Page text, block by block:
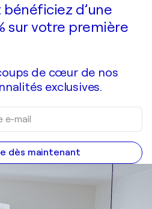
commande
d’une
sur votre première
de cœur de nos
exclusives.
dès maintenant